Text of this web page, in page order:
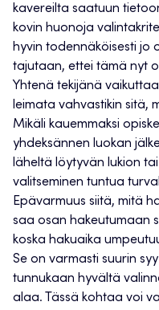
kavereilta saatuun
kovin huonoja
hyvin todennäköisesti jo
tajutaan, ettei tämä nyt
Yhtenä tekijänä
leimata vahvastikin sitä,
Mikäli kauemmaksi
yhdeksännen luokan
läheltä löytyvän lukion
valitseminen tuntua
Epävarmuus siitä, mitä
saa osan hakeutumaan
koska hakuaika
Se on varmasti suurin
tunnukaan hyvältä
alaa. Tässä kohtaa voi